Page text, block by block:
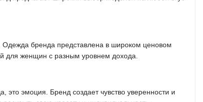
Одежда бренда представлена в широком ценовом
для женщин с разным уровнем дохода.
это эмоция. Бренд создает чувство уверенности и